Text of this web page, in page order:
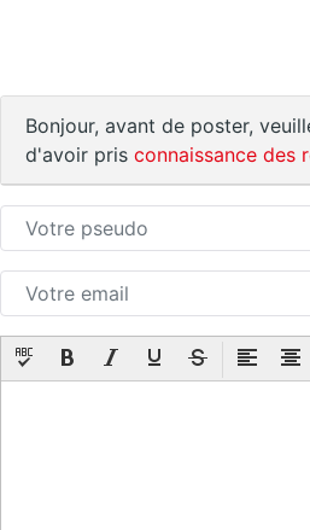
Bonjour, avant de poster,
d'avoir pris connaissance des